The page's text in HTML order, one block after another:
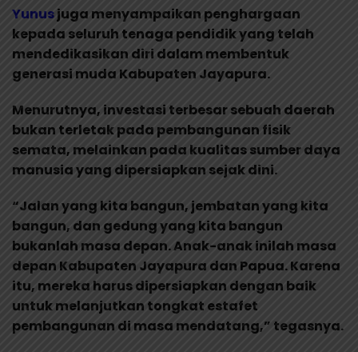
Yunusjuga menyampaikan penghargaan
kepada seluruh tenaga pendidik yang telah
mendedikasikan diri dalam membentuk
generasi muda Kabupaten Jayapura.
Menurutnya, investasi terbesar sebuah daerah
bukan terletak pada pembangunan fisik
semata, melainkan pada kualitas sumber daya
manusia yang dipersiapkan sejak dini.
“Jalan yang kita bangun, jembatan yang kita
bangun, dan gedung yang kita bangun
bukanlah masa depan. Anak-anak inilah masa
depan Kabupaten Jayapura dan Papua. Karena
itu, mereka harus dipersiapkan dengan baik
untuk melanjutkan tongkat estafet
pembangunan di masa mendatang,” tegasnya.